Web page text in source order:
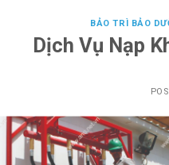
BẢO TRÌ BẢO
Dịch Vụ Nạp